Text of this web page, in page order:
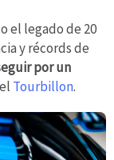
el legado de 20
y récords de
por un
Tourbillon.